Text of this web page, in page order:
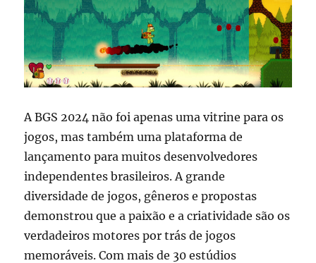
A BGS 2024 não foi apenas uma vitrine para os
jogos, mas também uma plataforma de
lançamento para muitos desenvolvedores
independentes brasileiros. A grande
diversidade de jogos, gêneros e propostas
demonstrou que a paixão e a criatividade são os
verdadeiros motores por trás de jogos
memoráveis. Com mais de 30 estúdios